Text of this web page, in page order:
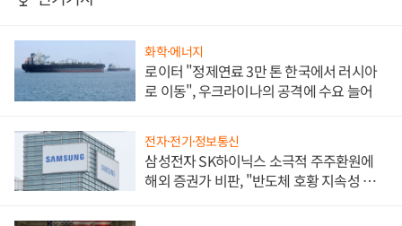
화학·에너지
로이터 "정제연료 3만 톤 한국에서 러시아
로 이동", 우크라이나의 공격에 수요 늘어
전자·전기·정보통신
삼성전자 SK하이닉스 소극적 주주환원에
해외 증권가 비판, "반도체 호황 지속성 의